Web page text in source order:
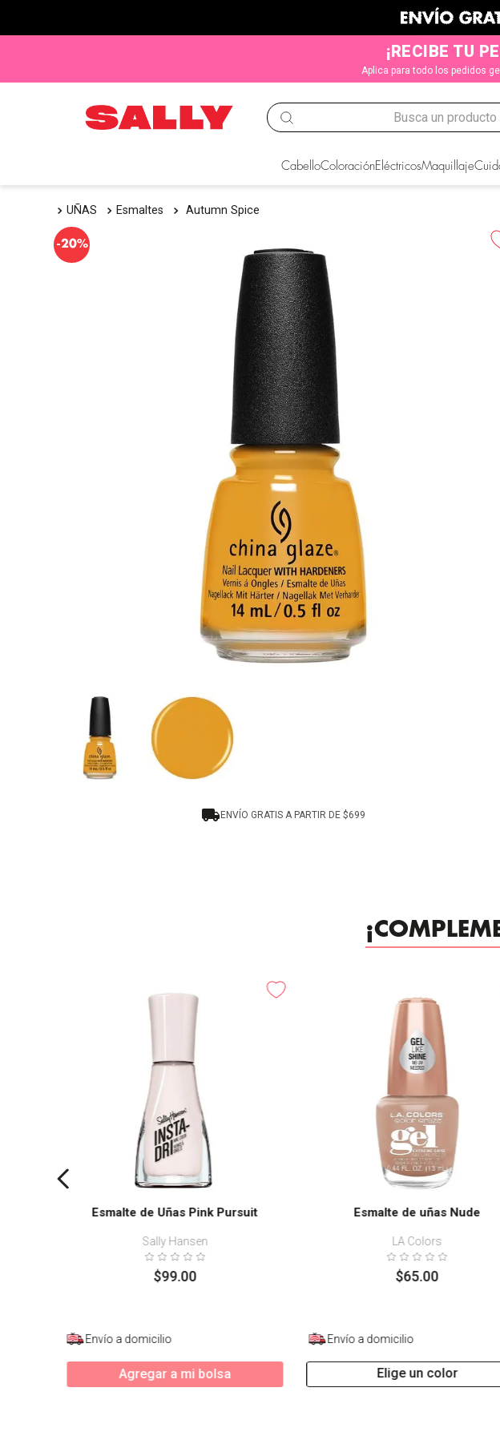
¡RECIBE TU
Aplica para todo los pedidos
Busca un
CabelloColoraciónEléctricosMaquillaje
UÑAS Esmaltes Autumn Spice
-20%
ENVÍO GRATIS A PARTIR DE $699
Esmalte de Uñas Pink Pursuit
Sally Hansen
$99.00
Envío a domicilio
Agregar a mi bolsa
Esmalte de uñas Nude
LA Colors
$65.00
Envío a domicilio
Elige un color
TÉRMINOS MÁS BUSCADOS
2.
4 ion
5 olaplex
manic panic
tinte
tocobo
protectores termicos
10 . centella